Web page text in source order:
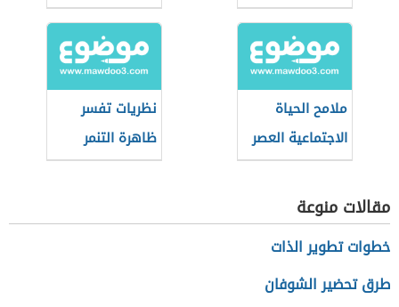
مصر
ملامح الحياة
الاجتماعية العصر
الجاهلي
نظريات تفسر
ظاهرة التنمر
مقالات منوعة
خطوات تطوير الذات
طرق تحضير الشوفان